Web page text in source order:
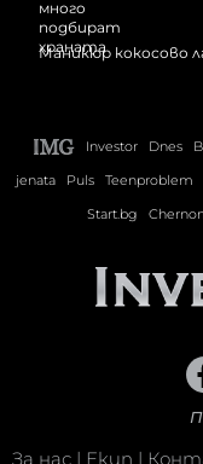
Маникюр кокосово
Investor Dnes
jenata
Puls Teenproblem
Start.bg
За нас | Екип |